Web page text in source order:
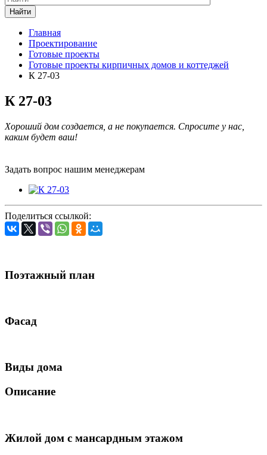
Найти
Главная
Проектирование
Готовые проекты
Готовые проекты кирпичных домов и коттеджей
К 27-03
К 27-03
Хороший дом создается, а не покупается. Спросите у нас,
каким будет ваш!
Задать вопрос нашим менеджерам
Поделиться ссылкой:
Поэтажный план
Фасад
Виды дома
Описание
Жилой дом с мансардным этажом